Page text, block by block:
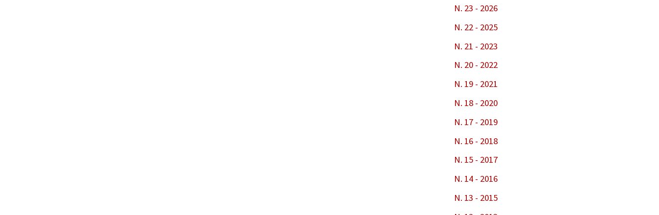
N. 23 - 2026
N. 22 - 2025
N. 21 - 2023
N. 20 - 2022
N. 19 - 2021
N. 18 - 2020
N. 17 - 2019
N. 16 - 2018
N. 15 - 2017
N. 14 - 2016
N. 13 - 2015